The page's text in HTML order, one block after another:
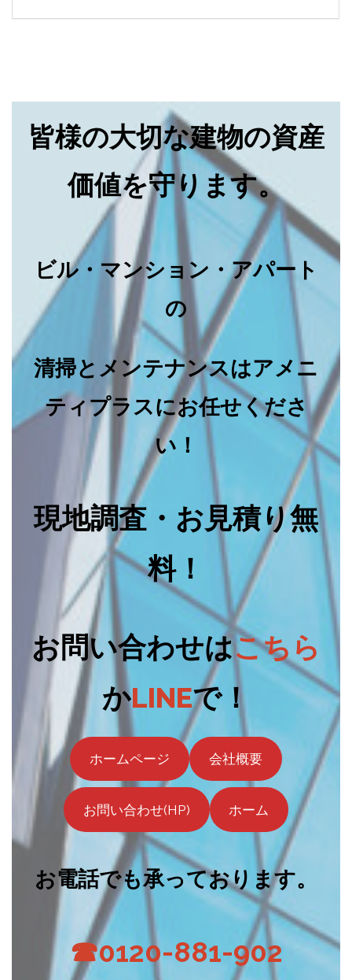
皆様の大切な建物の資産
価値を守ります。
ビル・マンション・アパート
の
清掃とメンテナンスはアメニ
ティプラスにお任せくださ
い！
現地調査・お見積り無
料！
お問い合わせはこちら
かLINEで！
ホームページ 会社概要
お問い合わせ(HP) ホーム
お電話でも承っております。
☎0120-881-902